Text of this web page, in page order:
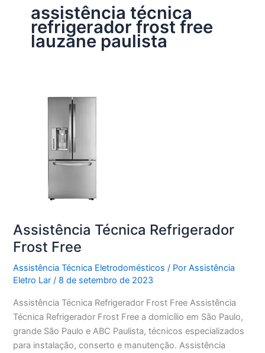
assistência técnica
refrigerador frost free
lauzane paulista
Assistência Técnica Refrigerador
Frost Free
Assistência Técnica Eletrodomésticos / PorAssistência
Eletro Lar/ 8 de setembro de 2023
Assistência Técnica Refrigerador Frost Free Assistência
Técnica Refrigerador Frost Free a domicílio em São Paulo,
grande São Paulo e ABC Paulista, técnicos especializados
para instalação, conserto e manutenção. Assistência